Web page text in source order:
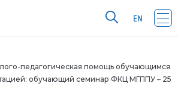
педагогическая помощь обучающимся
обучающий семинар ФКЦ МГППУ – 25